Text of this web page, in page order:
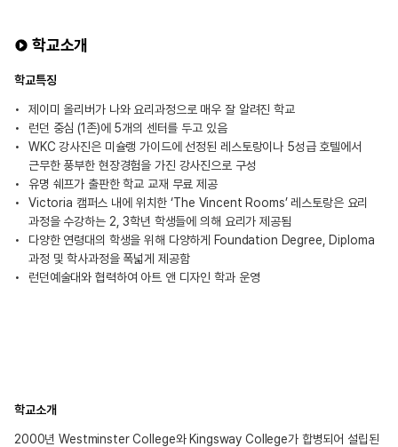
학교소개
학교특징
제이미 올리버가 나와 요리과정으로 매우 잘 알려진 학교
런던 중심 (1존)에 5개의 센터를 두고 있음
WKC 강사진은 미슐랭 가이드에 선정된 레스토랑이나 5성급 호텔에서
근무한 풍부한 현장경험을 가진 강사진으로 구성
유명 쉐프가 출판한 학교 교재 무료 제공
Victoria 캠퍼스 내에 위치한 ‘The Vincent Rooms’ 레스토랑은 요리
과정을 수강하는 2, 3학년 학생들에 의해 요리가 제공됨
다양한 연령대의 학생을 위해 다양하게 Foundation Degree, Diploma
과정 및 학사과정을 폭넓게 제공함
런던예술대와 협력하여 아트 앤 디자인 학과 운영
학교소개
2000년 Westminster College와 Kingsway College가 합병되어 설립된